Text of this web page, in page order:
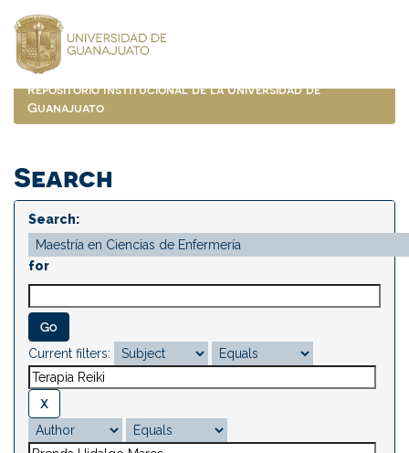
navigation
Repositorio Institucional de la Universidad de
Guanajuato
Search
Search:
for
Current filters: